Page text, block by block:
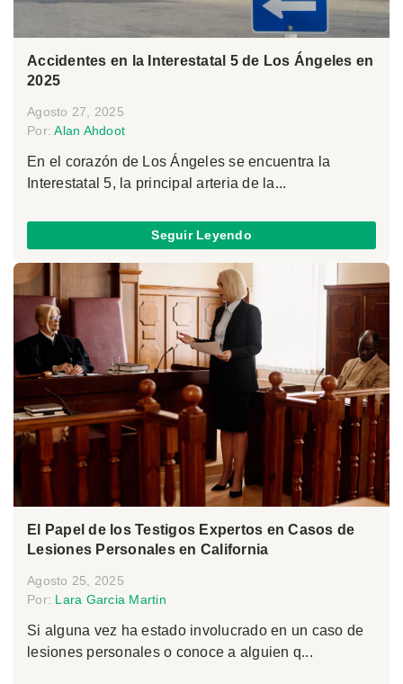
Accidentes en la Interestatal 5 de Los Ángeles en
2025
Agosto 27, 2025
Por:Alan Ahdoot
En el corazón de Los Ángeles se encuentra la
Interestatal 5, la principal arteria de la...
Seguir Leyendo
El Papel de los Testigos Expertos en Casos de
Lesiones Personales en California
Agosto 25, 2025
Por: Lara Garcia Martin
Si alguna vez ha estado involucrado en un caso de
lesiones personales o conoce a alguien q...